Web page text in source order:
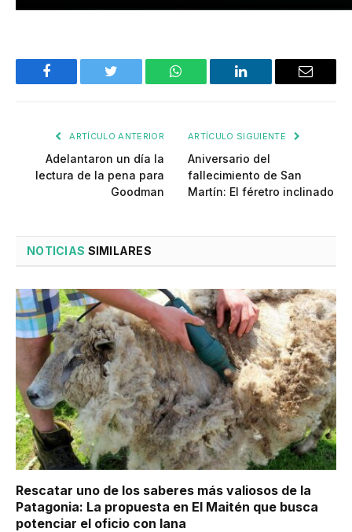
Facebook Twitter WhatsApp LinkedIn Email
ARTÍCULO ANTERIOR
Adelantaron un día la
lectura de la pena para
Goodman
ARTÍCULO SIGUIENTE
Aniversario del
fallecimiento de San
Martín: El féretro inclinado
NOTICIAS SIMILARES
Rescatar uno de los saberes más valiosos de la
Patagonia: La propuesta en El Maitén que busca
potenciar el oficio con lana